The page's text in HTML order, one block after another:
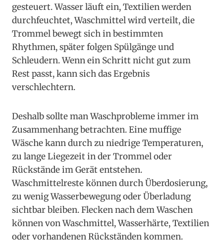
gesteuert. Wasser läuft ein, Textilien werden
durchfeuchtet, Waschmittel wird verteilt, die
Trommel bewegt sich in bestimmten
Rhythmen, später folgen Spülgänge und
Schleudern. Wenn ein Schritt nicht gut zum
Rest passt, kann sich das Ergebnis
verschlechtern.
Deshalb sollte man Waschprobleme immer im
Zusammenhang betrachten. Eine muffige
Wäsche kann durch zu niedrige Temperaturen,
zu lange Liegezeit in der Trommel oder
Rückstände im Gerät entstehen.
Waschmittelreste können durch Überdosierung,
zu wenig Wasserbewegung oder Überladung
sichtbar bleiben. Flecken nach dem Waschen
können von Waschmittel, Wasserhärte, Textilien
oder vorhandenen Rückständen kommen.